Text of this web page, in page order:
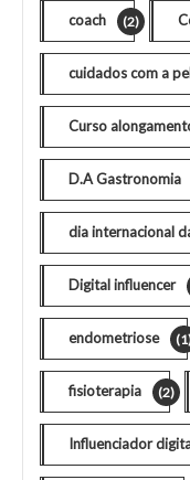
coach (2)
cuidados com a
Curso
D.A Gastronomia
dia internacional
Digital influencer
endometriose
fisioterapia (2)
Influenciador